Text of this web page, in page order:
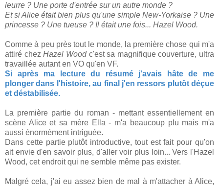
leurre ? Une porte d'entrée sur un autre monde ?
Et si Alice était bien plus qu'une simple New-Yorkaise ? Une
princesse ? Une tueuse ? Il était une fois... Hazel Wood.
Comme à peu près tout le monde, la première chose qui m'a
attiré chezHazel Woodc'est sa magnifique couverture, ultra
travaillée autant en VO qu'en VF.
Si après ma lecture du résumé j'avais hâte de me
plonger dans l'histoire, au final j'en ressors plutôt déçue
et déstabilisée.
La première partie du roman - mettant essentiellement en
scène Alice et sa mère Ella - m'a beaucoup plu mais m'a
aussi énormément intriguée.
Dans cette partie plutôt introductive, tout est fait pour qu'on
ait envie d'en savoir plus, d'aller voir plus loin... Vers l'Hazel
Wood, cet endroit qui ne semble même pas exister.
Malgré cela, j'ai eu assez bien de mal à m'attacher à Alice,